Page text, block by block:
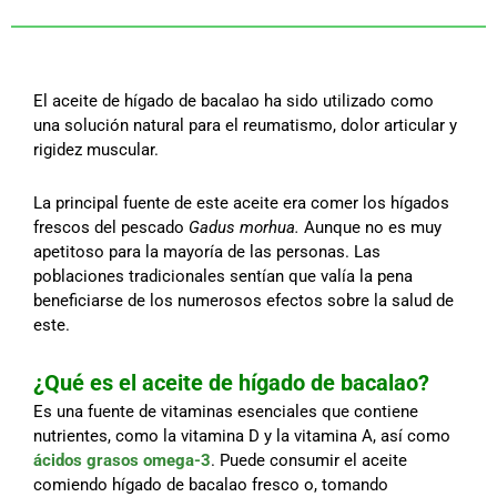
El aceite de hígado de bacalao ha sido utilizado como
una solución natural para el reumatismo, dolor articular y
rigidez muscular.
La principal fuente de este aceite era comer los hígados
frescos del pescado Gadus morhua. Aunque no es muy
apetitoso para la mayoría de las personas. Las
poblaciones tradicionales sentían que valía la pena
beneficiarse de los numerosos efectos sobre la salud de
este.
¿Qué es el aceite de hígado de bacalao?
Es una fuente de vitaminas esenciales que contiene
nutrientes, como la vitamina D y la vitamina A, así como
ácidos grasos omega-3. Puede consumir el aceite
comiendo hígado de bacalao fresco o, tomando